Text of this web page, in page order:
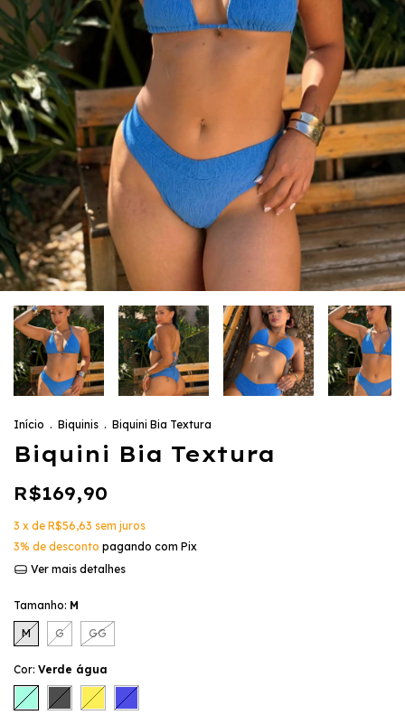
Início . Biquinis . Biquini Bia Textura
Biquini Bia Textura
R$169,90
3 x de R$56,63 sem juros
3% de desconto pagando com Pix
Ver mais detalhes
Tamanho: M
M G GG
Cor: Verde água